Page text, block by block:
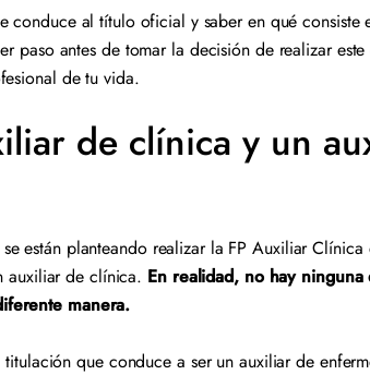
al título oficial y saber en qué consiste
paso antes de tomar la decisión de realizar
de tu vida.
de clínica y un
están planteando realizar la FP Auxiliar Clínica
auxiliar de clínica. En realidad, no hay
manera.
que conduce a ser un auxiliar de